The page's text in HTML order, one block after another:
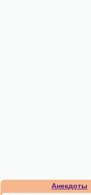
Анекдоты